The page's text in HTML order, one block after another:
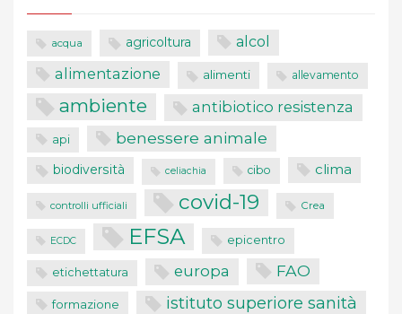
acqua agricoltura alcol
alimentazione alimenti allevamento
ambiente antibiotico resistenza
api benessere animale
biodiversità celiachia cibo clima
controlli ufficiali covid-19 Crea
ECDC EFSA epicentro
etichettatura europa FAO
formazione istituto superiore sanità